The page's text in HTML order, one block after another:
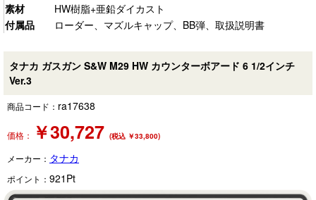
素材
HW樹脂+亜鉛ダイカスト
付属品
ローダー、マズルキャップ、BB弾、取扱説明書
タナカ ガスガン S&W M29 HW カウンターボアード 6 1/2インチ
Ver.3
商品コード： ra17638
価格： ￥30,727 (税込 ￥33,800)
メーカー： タナカ
ポイント： 921 Pt